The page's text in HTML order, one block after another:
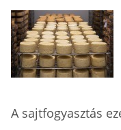
A sajtfogyasztás